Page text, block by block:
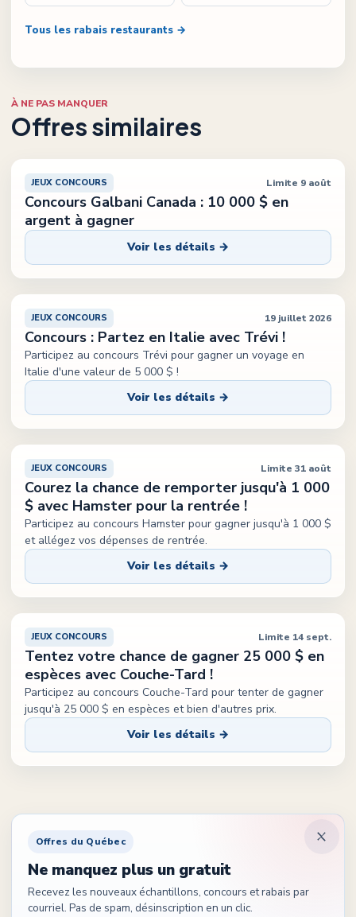
Tous les rabais restaurants →
À NE PAS MANQUER
Offres similaires
JEUX CONCOURS Limite 9 août
Concours Galbani Canada : 10 000 $ en
argent à gagner
Voir les détails →
JEUX CONCOURS 19 juillet 2026
Concours : Partez en Italie avec Trévi !
Participez au concours Trévi pour gagner un voyage en
Italie d'une valeur de 5 000 $ !
Voir les détails →
JEUX CONCOURS Limite 31 août
Courez la chance de remporter jusqu'à 1 000
$ avec Hamster pour la rentrée !
Participez au concours Hamster pour gagner jusqu'à 1 000 $
et allégez vos dépenses de rentrée.
Voir les détails →
JEUX CONCOURS Limite 14 sept.
Tentez votre chance de gagner 25 000 $ en
espèces avec Couche-Tard !
Participez au concours Couche-Tard pour tenter de gagner
jusqu'à 25 000 $ en espèces et bien d'autres prix.
Voir les détails →
Offres du Québec
Ne manquez plus un gratuit
Recevez les nouveaux échantillons, concours et rabais par
courriel. Pas de spam, désinscription en un clic.